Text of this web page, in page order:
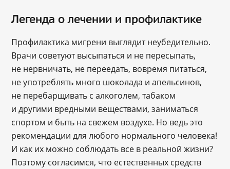
Легенда о лечении и профилактике
Профилактика мигрени выглядит неубедительно.
Врачи советуют высыпаться и не пересыпать,
не нервничать, не переедать, вовремя питаться,
не употреблять много шоколада и апельсинов,
не перебарщивать с алкоголем, табаком
и другими вредными веществами, заниматься
спортом и быть на свежем воздухе. Но ведь это
рекомендации для любого нормального человека!
И как их можно соблюдать все в реальной жизни?
Поэтому согласимся, что естественных средств